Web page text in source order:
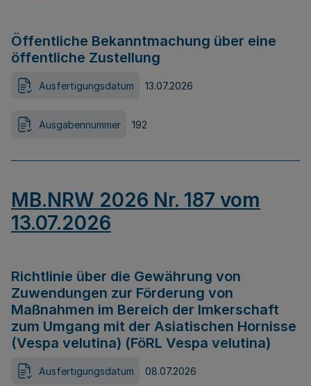
Öffentliche Bekanntmachung über eine
öffentliche Zustellung
Ausfertigungsdatum 13.07.2026
Ausgabennummer 192
MB.NRW 2026 Nr. 187 vom
13.07.2026
Richtlinie über die Gewährung von
Zuwendungen zur Förderung von
Maßnahmen im Bereich der Imkerschaft
zum Umgang mit der Asiatischen Hornisse
(Vespa velutina) (FöRL Vespa velutina)
Ausfertigungsdatum 08.07.2026